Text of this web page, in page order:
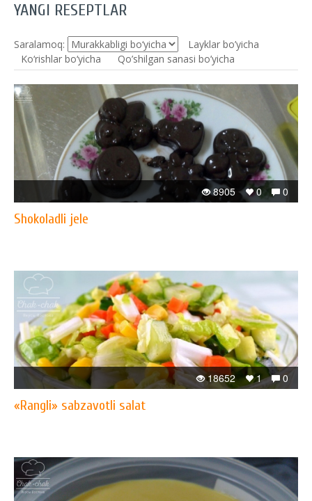
YANGI RESEPTLAR
Saralamoq:
Layklar bo’yicha
Ko‘rishlar bo‘yicha
Qo’shilgan sanasi bo’yicha
0
0
8905
Shokoladli jele
0
1
18652
«Rangli» sabzavotli salat